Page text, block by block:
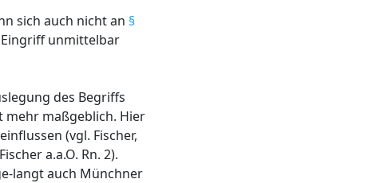
sich auch nicht an §
unmittelbar
des Begriffs
mehr maßgeblich. Hier
(vgl. Fischer,
a.a.O. Rn. 2).
langt auch Münchner